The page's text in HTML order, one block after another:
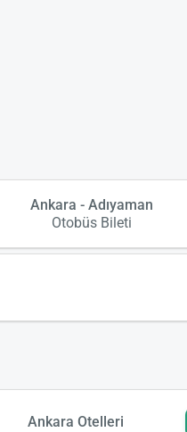
Ankara - Adıyaman
Otobüs Bileti
Ankara Otelleri